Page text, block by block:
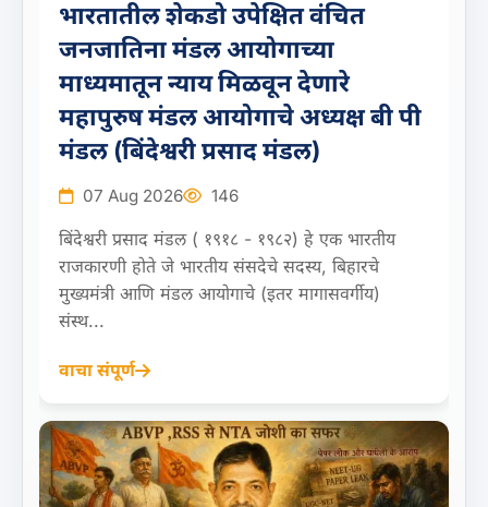
भारतातील शेकडो उपेक्षित वंचित
जनजातिना मंडल आयोगाच्या
माध्यमातून न्याय मिळवून देणारे
महापुरुष मंडल आयोगाचे अध्यक्ष बी पी
मंडल (बिंदेश्वरी प्रसाद मंडल)
07 Aug 2026 146
बिंदेश्वरी प्रसाद मंडल ( १९१८ - १९८२) हे एक भारतीय
राजकारणी होते जे भारतीय संसदेचे सदस्य, बिहारचे
मुख्यमंत्री आणि मंडल आयोगाचे (इतर मागासवर्गीय)
संस्थ...
वाचा संपूर्ण